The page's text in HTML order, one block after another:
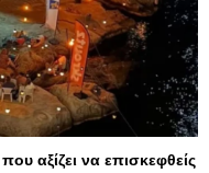
αξίζει να επισκεφθείς